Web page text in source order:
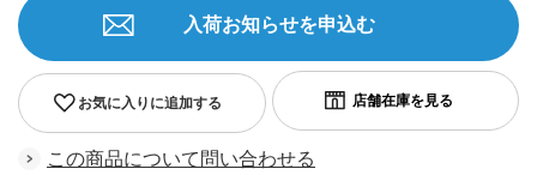
お気に入りに追加する
入荷お知らせを申込む
この商品について問い合わせる